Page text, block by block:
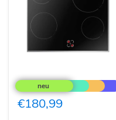
EC
744
000
E
€180,99